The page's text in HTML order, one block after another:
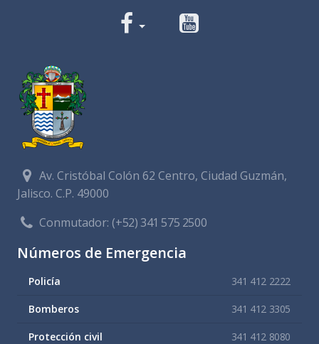
Av. Cristóbal Colón 62 Centro, Ciudad Guzmán,
Jalisco. C.P. 49000
Conmutador:(+52) 341 575 2500
Números de Emergencia
Policía 341 412 2222
Bomberos 341 412 3305
Protección civil
341 412 8080